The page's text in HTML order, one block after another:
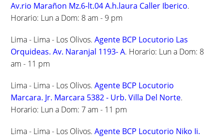
Av.rio Marañon Mz.6-lt.04 A.h.laura Caller Iberico.
Horario: Lun a Dom: 8 am - 9 pm
Lima - Lima - Los Olivos.Agente BCP Locutorio Las
Orquideas. Av. Naranjal 1193- A. Horario: Lun a Dom: 8
am - 11 pm
Lima - Lima - Los Olivos.Agente BCP Locutorio
Marcara. Jr. Marcara 5382 - Urb. Villa Del Norte.
Horario: Lun a Dom: 7 am - 11 pm
Lima - Lima - Los Olivos.Agente BCP Locutorio Niko Ii.